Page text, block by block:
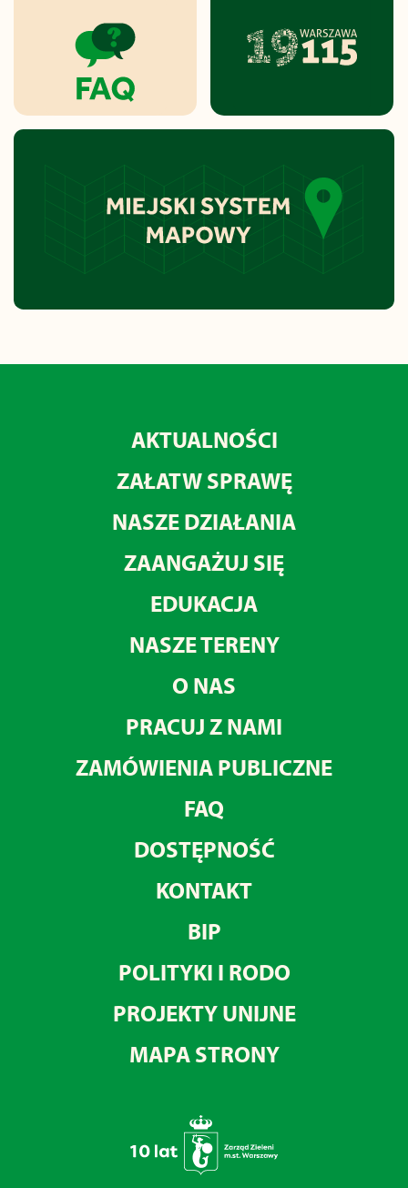
AKTUALNOŚCI
ZAŁATW SPRAWĘ
NASZE DZIAŁANIA
ZAANGAŻUJ SIĘ
EDUKACJA
NASZE TERENY
O NAS
PRACUJ Z NAMI
ZAMÓWIENIA PUBLICZNE
FAQ
DOSTĘPNOŚĆ
KONTAKT
BIP
POLITYKI I RODO
PROJEKTY UNIJNE
MAPA STRONY